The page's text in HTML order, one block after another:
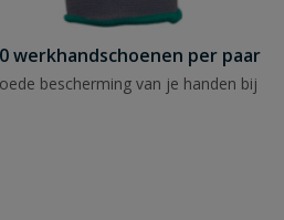
werkhandschoenen per paar
bescherming van je handen bij